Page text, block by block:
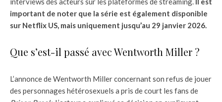
important de noter que la série est également disponible
sur Netflix US, mais uniquement jusqu’au 29 janvier 2026.
Que s’est-il passé avec Wentworth Miller ?
L’annonce de Wentworth Miller concernant son refus de jouer
des personnages hétérosexuels a pris de court les fans de